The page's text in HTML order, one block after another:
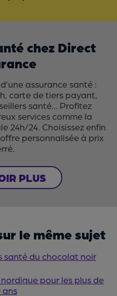
chez Direct
assurance santé :
carte de tiers payant,
santé… Profitez
services comme la
24h/24. Choisissez enfin
personnalisée à prix
PLUS
le même sujet
santé du chocolat noir
pour les plus de
ans